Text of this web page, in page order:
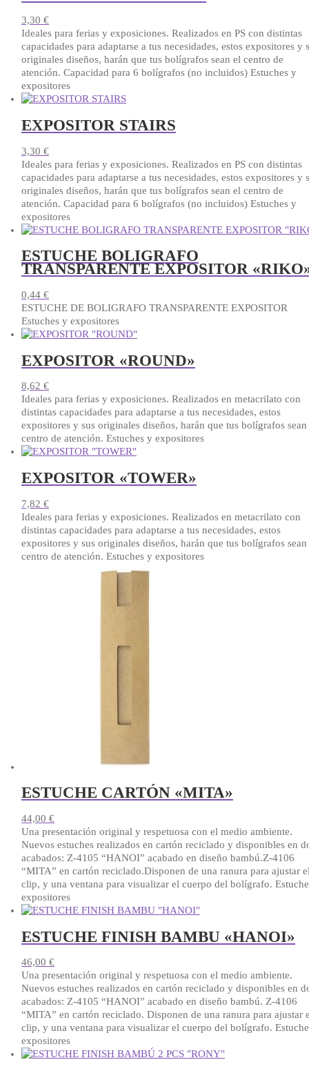
3,30 €
Ideales para ferias y exposiciones. Realizados en PS con distintas
capacidades para adaptarse a tus necesidades, estos expositores y
originales diseños, harán que tus bolígrafos sean el centro de
atención. Capacidad para 6 bolígrafos (no incluidos) Estuches y
expositores
EXPOSITOR STAIRS
3,30 €
Ideales para ferias y exposiciones. Realizados en PS con distintas
capacidades para adaptarse a tus necesidades, estos expositores y
originales diseños, harán que tus bolígrafos sean el centro de
atención. Capacidad para 6 bolígrafos (no incluidos) Estuches y
expositores
ESTUCHE BOLIGRAFO
TRANSPARENTE EXPOSITOR
0,44 €
ESTUCHE DE BOLIGRAFO TRANSPARENTE EXPOSITOR
Estuches y expositores
EXPOSITOR «ROUND»
8,62 €
Ideales para ferias y exposiciones. Realizados en metacrilato con
distintas capacidades para adaptarse a tus necesidades, estos
expositores y sus originales diseños, harán que tus bolígrafos sean
centro de atención. Estuches y expositores
EXPOSITOR «TOWER»
7,82 €
Ideales para ferias y exposiciones. Realizados en metacrilato con
distintas capacidades para adaptarse a tus necesidades, estos
expositores y sus originales diseños, harán que tus bolígrafos sean
centro de atención. Estuches y expositores
ESTUCHE CARTÓN «MITA»
44,00 €
Una presentación original y respetuosa con el medio ambiente.
Nuevos estuches realizados en cartón reciclado y disponibles en
acabados: Z-4105 “HANOI” acabado en diseño bambú.Z-4106
“MITA” en cartón reciclado.Disponen de una ranura para ajustar
clip, y una ventana para visualizar el cuerpo del bolígrafo.
expositores
ESTUCHE FINISH BAMBU «HANOI»
46,00 €
Una presentación original y respetuosa con el medio ambiente.
Nuevos estuches realizados en cartón reciclado y disponibles en
acabados: Z-4105 “HANOI” acabado en diseño bambú. Z-4106
“MITA” en cartón reciclado. Disponen de una ranura para ajustar
clip, y una ventana para visualizar el cuerpo del bolígrafo.
expositores